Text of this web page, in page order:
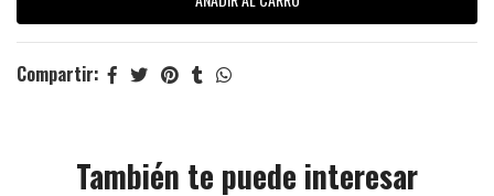
Compartir:
También te puede interesar